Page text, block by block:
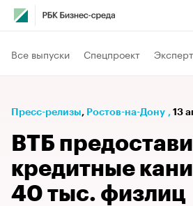
Все выпуски Спецпроект
Пресс-релизы⁠, Ростов-на-Дону , 13
ВТБ
кредитные
40 тыс. физлиц